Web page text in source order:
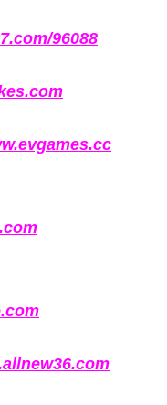
96088